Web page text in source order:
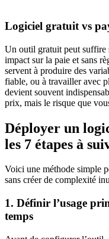
Logiciel gratuit vs
Un outil gratuit peut suffire
impact sur la paie et sans
servent à produire des
fiable, ou à travailler avec
devient souvent
prix, mais le risque que
Déployer un
les 7 étapes à
Voici une méthode simple
sans créer de complexité
1. Définir l’usage
temps